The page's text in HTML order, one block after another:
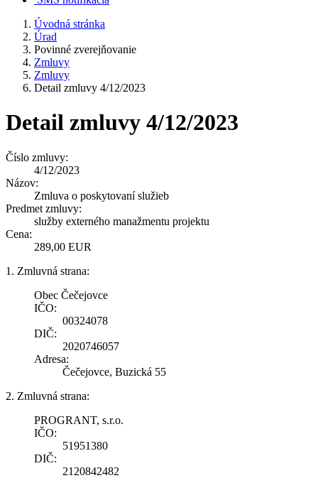
Úvodná stránka
Úrad
Povinné zverejňovanie
Zmluvy
Zmluvy
Detail zmluvy 4/12/2023
Detail zmluvy 4/12/2023
Číslo zmluvy:
4/12/2023
Názov:
Zmluva o poskytovaní služieb
Predmet zmluvy:
služby externého manažmentu projektu
Cena:
289,00 EUR
1. Zmluvná strana:
Obec Čečejovce
IČO:
00324078
DIČ:
2020746057
Adresa:
Čečejovce, Buzická 55
2. Zmluvná strana:
PROGRANT, s.r.o.
IČO:
51951380
DIČ:
2120842482